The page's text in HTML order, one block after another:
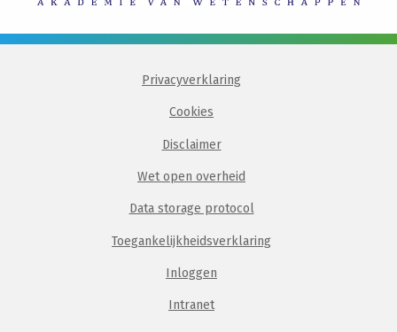
Privacyverklaring
Cookies
Disclaimer
Wet open overheid
Data storage protocol
Toegankelijkheidsverklaring
Inloggen
Intranet